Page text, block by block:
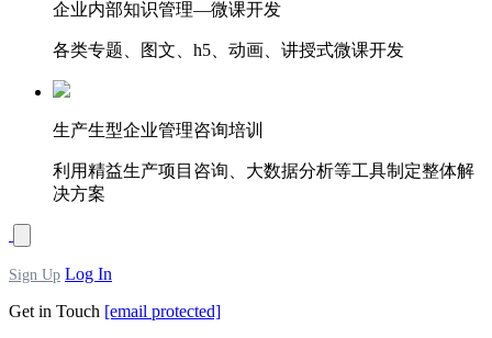
企业内部知识管理—微课开发
各类专题、图文、h5、动画、讲授式微课开发
生产生型企业管理咨询培训
利用精益生产项目咨询、大数据分析等工具制定整体解
决方案
Sign Up Log In
Get in Touch [email protected]